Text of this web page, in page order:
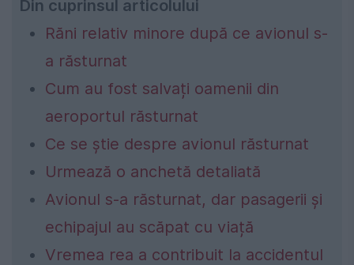
Din cuprinsul articolului
Răni relativ minore după ce avionul s-
a răsturnat
Cum au fost salvați oamenii din
aeroportul răsturnat
Ce se știe despre avionul răsturnat
Urmează o anchetă detaliată
Avionul s-a răsturnat, dar pasagerii și
echipajul au scăpat cu viață
Vremea rea a contribuit la accidentul